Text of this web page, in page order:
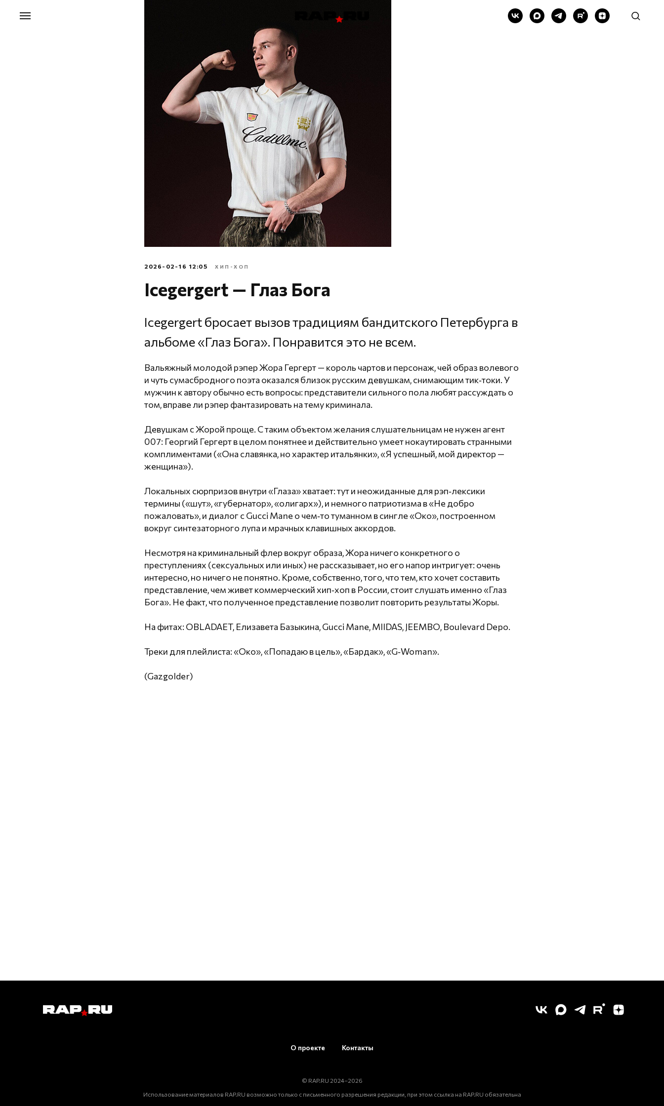
2026-02-16 12:05 ХИП-ХОП
Icegergert — Глаз Бога
Icegergert бросает вызов традициям бандитского Петербурга в
альбоме «Глаз Бога». Понравится это не всем.
Вальяжный молодой рэпер Жора Гергерт — король чартов и персонаж, чей образ волевого
и чуть сумасбродного поэта оказался близок русским девушкам, снимающим тик‑токи. У
мужчин к автору обычно есть вопросы: представители сильного пола любят рассуждать о
том, вправе ли рэпер фантазировать на тему криминала.
Девушкам с Жорой проще. С таким объектом желания слушательницам не нужен агент
007: Георгий Гергерт в целом понятнее и действительно умеет нокаутировать странными
комплиментами («Она славянка, но характер итальянки», «Я успешный, мой директор —
женщина»).
Локальных сюрпризов внутри «Глаза» хватает: тут и неожиданные для рэп‑лексики
термины («шут», «губернатор», «олигарх»), и немного патриотизма в «Не добро
пожаловать», и диалог с Gucci Mane о чем‑то туманном в сингле «Око», построенном
вокруг синтезаторного лупа и мрачных клавишных аккордов.
Несмотря на криминальный флер вокруг образа, Жора ничего конкретного о
преступлениях (сексуальных или иных) не рассказывает, но его напор интригует: очень
интересно, но ничего не понятно. Кроме, собственно, того, что тем, кто хочет составить
представление, чем живет коммерческий хип‑хоп в России, стоит слушать именно «Глаз
Бога». Не факт, что полученное представление позволит повторить результаты Жоры.
На фитах: OBLADAET, Елизавета Базыкина, Gucci Mane, MIIDAS, JEEMBO, Boulevard Depo.
Треки для плейлиста: «Око», «Попадаю в цель», «Бардак», «G‑Woman».
(Gazgolder)
О проекте Контакты
© RAP.RU 2024–2026
Использование материалов RAP.RU возможно только с письменного разрешения редакции, при этом ссылка на RAP.RU обязательна